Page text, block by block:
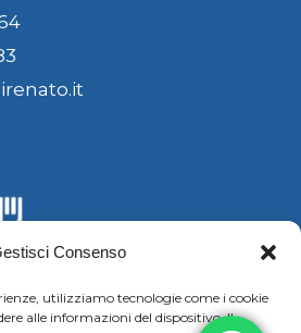
Consenso
utilizziamo tecnologie come i cookie
alle informazioni del dispositivo. Il